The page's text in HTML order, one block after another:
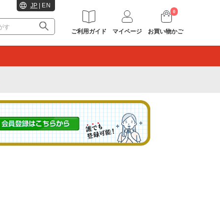
JP EN
ご利用ガイド マイページ
0
お買い物かご